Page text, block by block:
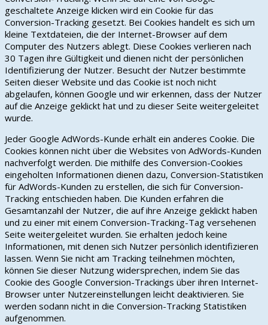
geschaltete Anzeige klicken wird ein Cookie für das
Conversion-Tracking gesetzt. Bei Cookies handelt es sich um
kleine Textdateien, die der Internet-Browser auf dem
Computer des Nutzers ablegt. Diese Cookies verlieren nach
30 Tagen ihre Gültigkeit und dienen nicht der persönlichen
Identifizierung der Nutzer. Besucht der Nutzer bestimmte
Seiten dieser Website und das Cookie ist noch nicht
abgelaufen, können Google und wir erkennen, dass der Nutzer
auf die Anzeige geklickt hat und zu dieser Seite weitergeleitet
wurde.
Jeder Google AdWords-Kunde erhält ein anderes Cookie. Die
Cookies können nicht über die Websites von AdWords-Kunden
nachverfolgt werden. Die mithilfe des Conversion-Cookies
eingeholten Informationen dienen dazu, Conversion-Statistiken
für AdWords-Kunden zu erstellen, die sich für Conversion-
Tracking entschieden haben. Die Kunden erfahren die
Gesamtanzahl der Nutzer, die auf ihre Anzeige geklickt haben
und zu einer mit einem Conversion-Tracking-Tag versehenen
Seite weitergeleitet wurden. Sie erhalten jedoch keine
Informationen, mit denen sich Nutzer persönlich identifizieren
lassen. Wenn Sie nicht am Tracking teilnehmen möchten,
können Sie dieser Nutzung widersprechen, indem Sie das
Cookie des Google Conversion-Trackings über ihren Internet-
Browser unter Nutzereinstellungen leicht deaktivieren. Sie
werden sodann nicht in die Conversion-Tracking Statistiken
aufgenommen.